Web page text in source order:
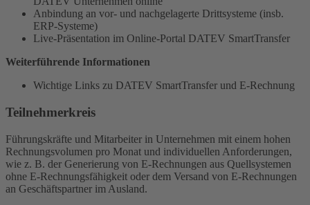
Anbindung an vor- und nachgelagerte Drittsysteme (insb.
ERP-Systeme)
Live-Präsentation im Online-Portal DATEV SmartTransfer
Weiterführende Informationen
Wichtige Links zu DATEV SmartTransfer und E-Rechnung
Teilnehmerkreis
Führungskräfte und Mitarbeiter in Unternehmen mit einem hohen
Rechnungsvolumen pro Monat und individuellen Anforderungen,
wie z. B. der Generierung von E-Rechnungen aus Quellsystemen
ohne E-Rechnungsfähigkeit oder dem Versand von E-Rechnungen
an Geschäftspartner im Ausland.